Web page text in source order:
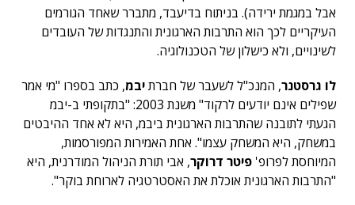
אבל במגמת ירידה). בניתוח בדיעבד, מתברר שאחד הגורמים
העיקריים לכך הוא התרבות הארגונית והתנגדות של העובדים
לשינויים, ולא כישלון של הטכנולוגיה.
לו גרסטנר, המנכ"ל לשעבר של חברתיבמ, כתב בספרו "מי אמר
שפילים אינם יודעים לרקוד" משנת 2003: "בתקופתי ב-יבמ
הגעתי לתובנה שהתרבות הארגונית ביבמ, היא לא אחד ההיבטים
במשחק, היא המשחק עצמו". אחת האמירות המפורסמות,
המיוחסת לפרופ' פיטר דרוקר, אבי תורת הניהול המודרנית, היא
"התרבות הארגונית אוכלת את האסטרטגיה לארוחת בוקר".